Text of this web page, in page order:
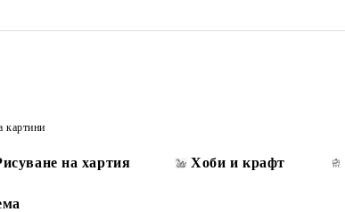
на хартия Хоби и крафт